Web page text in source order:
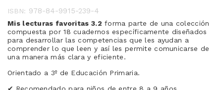
ISBN: 978-84-9915-239-4
Mis lecturas favoritas 3.2 forma parte de una colección
compuesta por 18 cuadernos específicamente diseñados
para desarrollar las competencias que les ayudan a
comprender lo que leen y así les permite comunicarse de
una manera más clara y eficiente.
Orientado a 3º de Educación Primaria.
✔ Recomendado para niños de entre 8 a 9 años